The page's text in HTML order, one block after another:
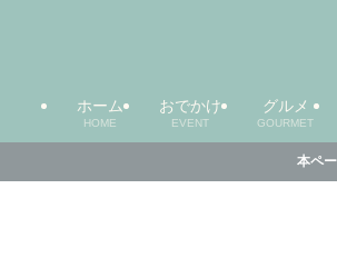
ホーム
HOME
おでかけ
EVENT
グルメ
GOURMET
本ペ